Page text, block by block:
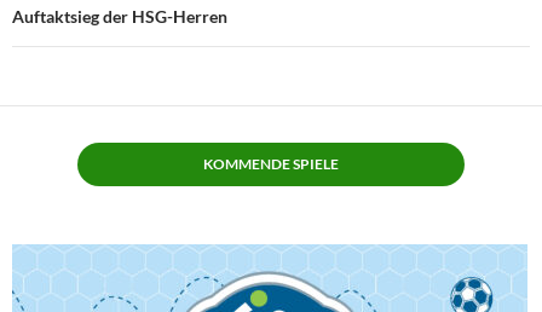
Auftaktsieg der HSG-Herren
KOMMENDE SPIELE